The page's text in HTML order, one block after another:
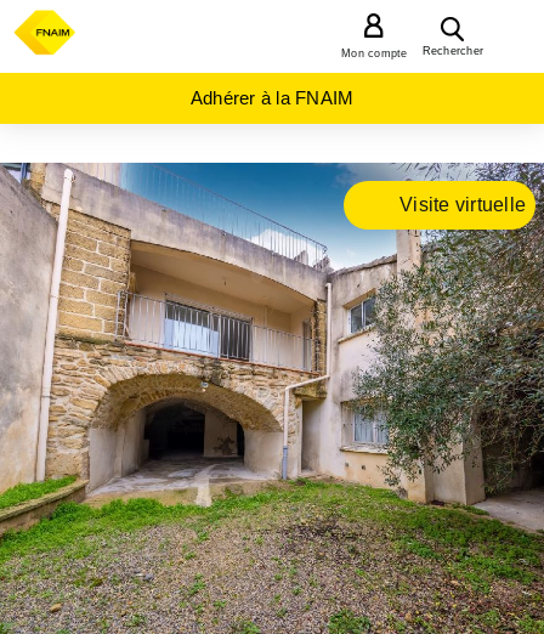
Rechercher
Mon compte
Adhérer à la FNAIM
ACHAT
MAISON
OCCITANIE
GARD
(30)
AIGUES
VIVES
(30670)
Visite virtuelle